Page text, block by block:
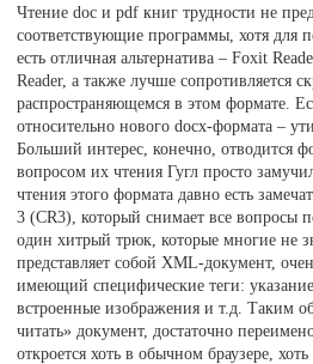
Чтение doc и pdf книг трудности не
соответствующие программы, хотя для
есть отличная альтернатива – Foxit
Reader, а также лучше сопротивляется
распространяющемся в этом формате.
относительно нового docx-формата –
Больший интерес, конечно, отводится
вопросом их чтения Гугл просто
чтения этого формата давно есть
3 (CR3), который снимает все вопросы
один хитрый трюк, которые многие не
представляет собой XML-документ,
имеющий специфические теги:
встроенные изображения и т.д. Таким
читать» документ, достаточно
откроется хоть в обычном браузере,